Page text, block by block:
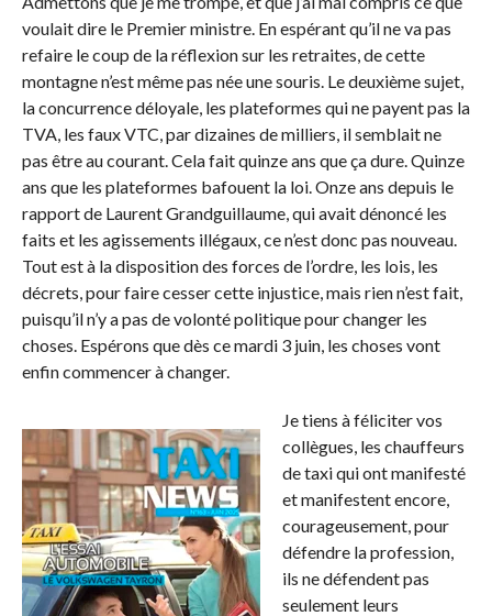
voulait dire le Premier ministre. En espérant qu’il ne va pas
refaire le coup de la réflexion sur les retraites, de cette
montagne n’est même pas née une souris. Le deuxième sujet,
la concurrence déloyale, les plateformes qui ne payent pas la
TVA, les faux VTC, par dizaines de milliers, il semblait ne
pas être au courant. Cela fait quinze ans que ça dure. Quinze
ans que les plateformes bafouent la loi. Onze ans depuis le
rapport de Laurent Grandguillaume, qui avait dénoncé les
faits et les agissements illégaux, ce n’est donc pas nouveau.
Tout est à la disposition des forces de l’ordre, les lois, les
décrets, pour faire cesser cette injustice, mais rien n’est fait,
puisqu’il n’y a pas de volonté politique pour changer les
choses. Espérons que dès ce mardi 3 juin, les choses vont
enfin commencer à changer.
Je tiens à féliciter vos
collègues, les chauffeurs
de taxi qui ont manifesté
et manifestent encore,
courageusement, pour
défendre la profession,
ils ne défendent pas
seulement leurs